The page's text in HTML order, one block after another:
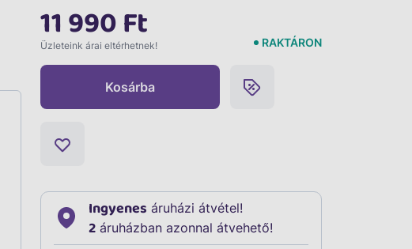
11 990 Ft
Üzleteink árai eltérhetnek! RAKTÁRON
Kosárba
Ingyenes áruházi átvétel!
2 áruházban azonnal átvehető!